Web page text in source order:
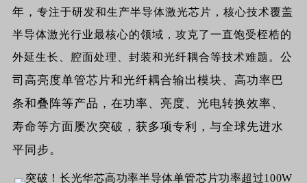
年， 专注于研发和生产半导体激光芯片，核心技术覆盖
半导体激光行业最核心的领域，攻克了一直饱受桎梏的
外延生长、腔面处理、封装和光纤耦合等技术难题。 公
司高亮度单管芯片和光纤耦合输出模块、高功率巴
条和叠阵等产品，在功率、亮度、光电转换效率、
寿命等方面屡次突破，获多项专利，与全球先进水
平同步。